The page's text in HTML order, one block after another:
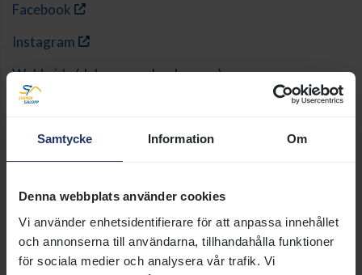
Samtycke Information Om
Denna webbplats använder cookies
Vi använder enhetsidentifierare för att anpassa innehållet
och annonserna till användarna, tillhandahålla funktioner
för sociala medier och analysera vår trafik. Vi
Facebook
Instagram
Webbsida(del av svenskgalopp.se)
Facebook
Webbsida(del av svenskgalopp.se)
Women Jockeys' World Cup